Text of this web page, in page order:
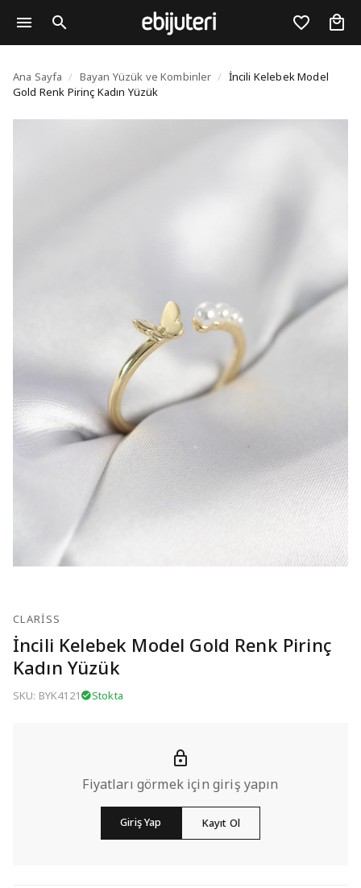
İncili Kelebek Model
Ana Sayfa / Bayan Yüzük ve Kombinler / İncili Kelebek Model
Gold Renk Pirinç Kadın Yüzük
CLARISS
İncili Kelebek Model Gold Renk Pirinç
Kadın Yüzük
SKU: BYK4121 Stokta
Fiyatları görmek için giriş yapın
Giriş Yap Kayıt Ol